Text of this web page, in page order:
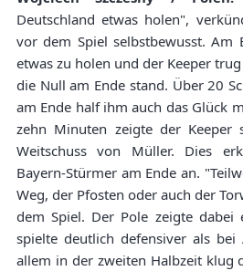
Deutschland etwas holen",
vor dem Spiel selbstbewusst. Am
etwas zu holen und der Keeper
die Null am Ende stand. Über 20
am Ende half ihm auch das Glück
zehn Minuten zeigte der Keeper
Weitschuss von Müller. Dies
Bayern-Stürmer am Ende an.
Weg, der Pfosten oder auch der
dem Spiel. Der Pole zeigte dabei
spielte deutlich defensiver als
allem in der zweiten Halbzeit klug